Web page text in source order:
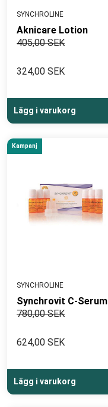
SYNCHROLINE
Aknicare Lotion
405,00 SEK
324,00 SEK
Lägg i varukorg
Kampanj
SYNCHROLINE
Synchrovit C-Serum
780,00 SEK
624,00 SEK
Lägg i varukorg